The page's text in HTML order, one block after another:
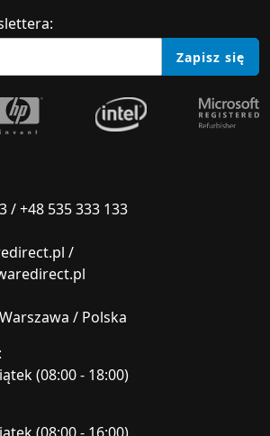
Zapisz się
/+48 535 333 133
/
/ Polska
(08:00 - 18:00)
(08:00 - 16:00)